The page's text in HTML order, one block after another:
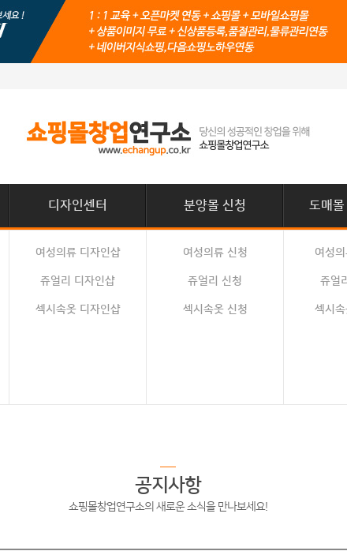
디자인센터 분양몰 신청 도매몰
여성의류 디자인샵
쥬얼리 디자인샵
섹시속옷 디자인샵
여성의류 신청
쥬얼리 신청
섹시속옷 신청
여성
쥬얼
섹시
공지사항
쇼핑몰창업연구소의 새로운 소식을 만나보세요!